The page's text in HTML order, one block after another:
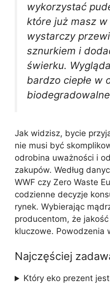
wykorzystać
które już masz w
wystarczy
sznurkiem i
świerku.
bardzo ciepłe w
Jak widzisz, bycie
nie musi być
odrobina uważności i
zakupów. Według
WWF czy Zero Waste
codzienne decyzje
rynek. Wybierając
producentom, że
kluczowe. Powodzenia
Najczęściej
Który eko prezent